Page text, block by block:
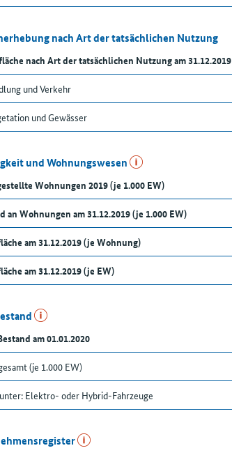
nach Art der tatsächlichen Nutzung
nach Art der tatsächlichen Nutzung am 31.12.2019
und Verkehr
und Gewässer
und Wohnungswesen
Wohnungen 2019 (je 1.000 EW)
an Wohnungen am 31.12.2019 (je 1.000 EW)
am 31.12.2019 (je Wohnung)
am 31.12.2019 (je EW)
am 01.01.2020
(je 1.000 EW)
Elektro- oder Hybrid-Fahrzeuge